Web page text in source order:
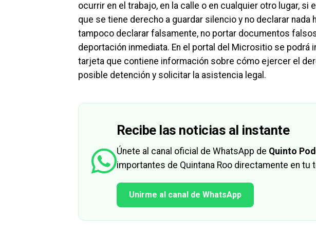
ocurrir en el trabajo, en la calle o en cualquier otro lugar, si
que se tiene derecho a guardar silencio y no declarar nada
tampoco declarar falsamente, no portar documentos
deportación inmediata. En el portal del Micrositio se podrá
tarjeta que contiene información sobre cómo ejercer el
posible detención y solicitar la asistencia legal.
Recibe las noticias al instante
Únete al canal oficial de WhatsApp de Quinto
importantes de Quintana Roo directamente en tu
Unirme al canal de WhatsApp